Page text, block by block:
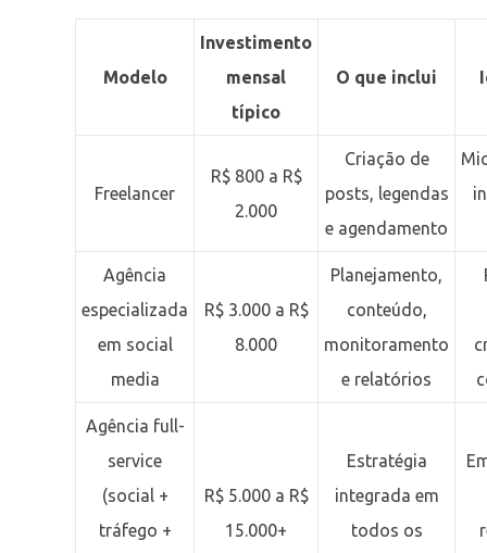
Modelo
Investimento
mensal
típico
O que inclui
Freelancer
R$ 800 a R$
2.000
Criação de
posts, legendas
e agendamento
Agência
especializada
em social
media
R$ 3.000 a R$
8.000
Planejamento,
conteúdo,
monitoramento
e relatórios
Agência full-
service
(social +
tráfego +
R$ 5.000 a R$
15.000+
Estratégia
integrada em
todos os